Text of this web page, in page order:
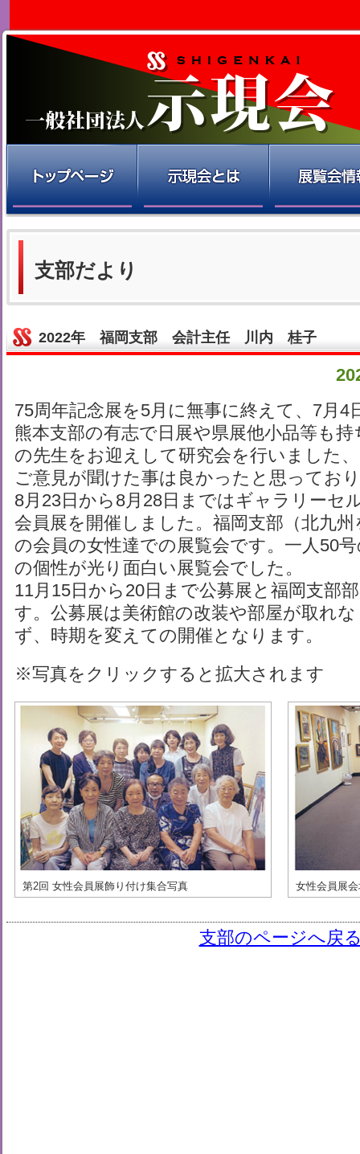
支部だより
2022年 福岡支部 会計主任 川内 桂子
75周年記念展を5月に無事に終えて、7月4
熊本支部の有志で日展や県展他小品等も
の先生をお迎えして研究会を行いました
ご意見が聞けた事は良かったと思ってお
8月23日から8月28日まではギャラリーセ
会員展を開催しました。福岡支部（北九
の会員の女性達での展覧会です。一人50
の個性が光り面白い展覧会でした。
11月15日から20日まで公募展と福岡支部
す。公募展は美術館の改装や部屋が取れ
ず、時期を変えての開催となります。
※写真をクリックすると拡大されます
第2回 女性会員展飾り付け集合写真 女性会員展
支部のページへ戻